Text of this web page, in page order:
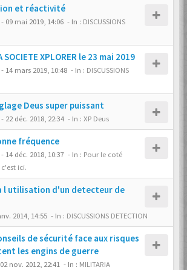
et réactivité
- 09 mai 2019, 14:06 - In : DISCUSSIONS
SOCIETE XPLORER le 23 mai 2019
- 14 mars 2019, 10:48 - In : DISCUSSIONS
Deus super puissant
- 22 déc. 2018, 22:34 - In : XP Deus
fréquence
- 14 déc. 2018, 10:37 - In : Pour le coté
ici.
l utilisation d'un detecteur de
2014, 14:55 - In : DISCUSSIONS DETECTION
de sécurité face aux risques
les engins de guerre
02 nov. 2012, 22:41 - In : MILITARIA